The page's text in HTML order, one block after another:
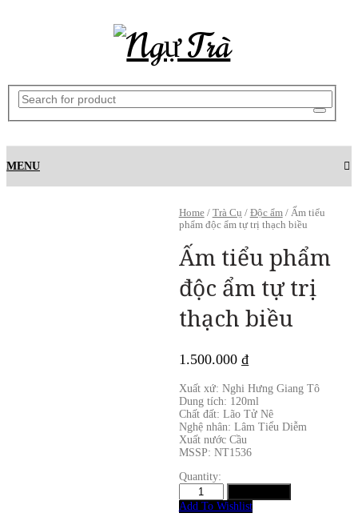
MENU
Home/ Trà Cụ / Độc ẩm/ Ấm tiểu
phẩm độc ẩm tự trị thạch biều
Ấm tiểu phẩm
độc ẩm tự trị
thạch biều
1.500.000 ₫
Xuất xứ: Nghi Hưng Giang Tô
Dung tích: 120ml
Chất đất: Lão Tử Nê
Nghệ nhân: Lâm Tiểu Diễm
Xuất nước Cầu
MSSP: NT1536
Quantity:
tiểu
phẩm
Add To Wishlist